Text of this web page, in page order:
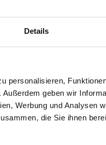
Details
personalisieren,
geben wir
Werbung und Analysen
die Sie ihnen
und Schwerpunkte
Aktivitäten sowie
gestartete Aktion
deren
hinaus startete 2025